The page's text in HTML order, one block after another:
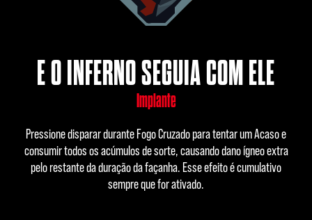
E O INFERNO SEGUIA COM ELE
Implante
Pressione disparar durante Fogo Cruzado para tentar um Acaso e
consumir todos os acúmulos de sorte, causando dano ígneo extra
pelo restante da duração da façanha. Esse efeito é cumulativo
sempre que for ativado.